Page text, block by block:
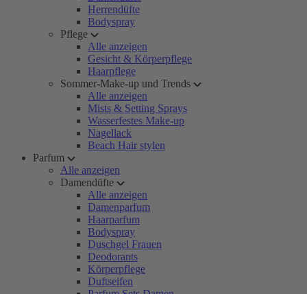
Herrendüfte
Bodyspray
Pflege
Alle anzeigen
Gesicht & Körperpflege
Haarpflege
Sommer-Make-up und Trends
Alle anzeigen
Mists & Setting Sprays
Wasserfestes Make-up
Nagellack
Beach Hair stylen
Parfum
Alle anzeigen
Damendüfte
Alle anzeigen
Damenparfum
Haarparfum
Bodyspray
Duschgel Frauen
Deodorants
Körperpflege
Duftseifen